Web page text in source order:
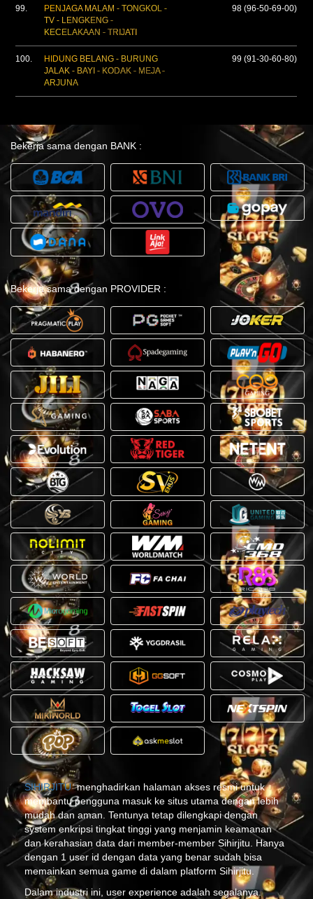
99.
PENJAGA MALAM - TONGKOL -
TV - LENGKENG -
KECELAKAAN - TRIJATI
98 (96-50-69-00)
100.
HIDUNG BELANG - BURUNG
JALAK - BAYI - KODAK - MEJA -
ARJUNA
99 (91-30-60-80)
Bekerja sama dengan BANK :
Bekerja sama dengan PROVIDER :
SIHIRJITUmenghadirkan halaman akses resmi untuk
membantu pengguna masuk ke situs utama dengan lebih
mudah dan aman. Tentunya tetap dilengkapi dengan
system enkripsi tingkat tinggi yang menjamin keamanan
dan kerahasian data dari member-member Sihirjitu. Hanya
dengan 1 user id dengan data yang benar sudah bisa
memainkan semua game di dalam platform Sihirjitu.
Dalam industri ini, user experience adalah segalanya.